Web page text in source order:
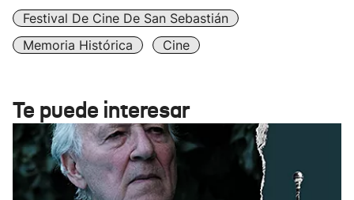
Festival De Cine De San Sebastián
Memoria Histórica
Cine
Te puede interesar